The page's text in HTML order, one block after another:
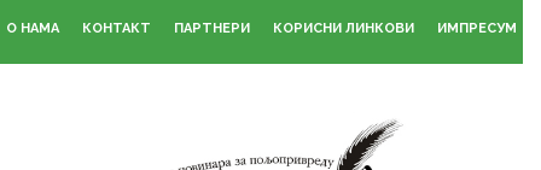
О НАМА КОНТАКТ ПАРТНЕРИ КОРИСНИ ЛИНКОВИ ИМПРЕСУМ